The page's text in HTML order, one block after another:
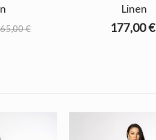
€
Linen
177,00 €